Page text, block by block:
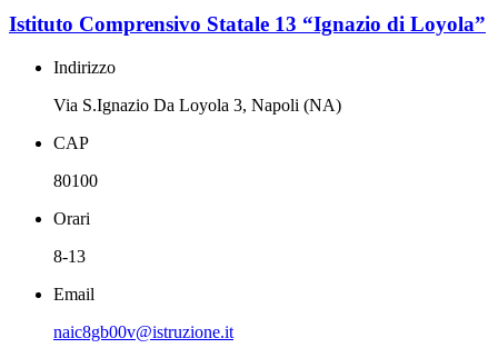
Istituto Comprensivo Statale 13 “Ignazio di Loyola”
Indirizzo
Via S.Ignazio Da Loyola 3, Napoli (NA)
CAP
80100
Orari
8-13
Email
naic8gb00v@istruzione.it